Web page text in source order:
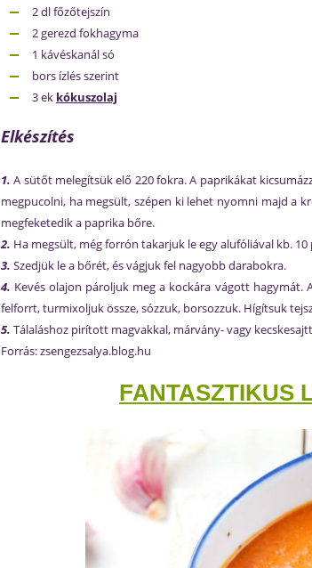
2 dl főzőtejszín
2 gerezd fokhagyma
1 kávéskanál só
bors ízlés szerint
3 ek kókuszolaj
Elkészítés
1. A sütőt melegítsük elő 220 fokra. A paprikákat
megpucolni, ha megsült, szépen ki lehet nyomni majd a
megfeketedik a paprika bőre.
2. Ha megsült, még forrón takarjuk le egy alufóliával kb.
3. Szedjük le a bőrét, és vágjuk fel nagyobb darabokra.
4. Kevés olajon pároljuk meg a kockára vágott hagymát.
felforrt, turmixoljuk össze, sózzuk, borsozzuk. Hígítsuk
5. Tálaláshoz pirított magvakkal, márvány- vagy
Forrás: zsengezsalya.blog.hu
FANTASZTIKUS